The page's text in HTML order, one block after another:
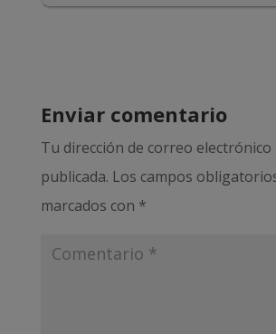
Enviar comentario
Tu dirección de correo electrónico
publicada. Los campos
marcados con *